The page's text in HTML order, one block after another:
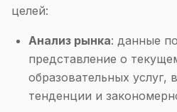
целей:
Анализ рынка: данные
представление о
образовательных услуг,
тенденции и